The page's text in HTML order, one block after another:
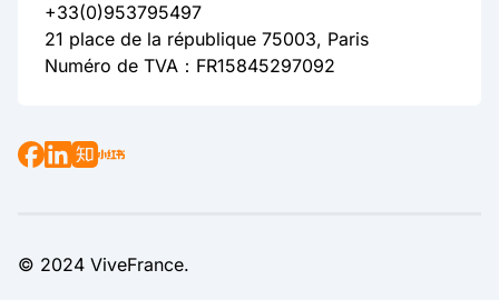
+33(0)953795497
21 place de la république 75003, Paris
Numéro de TVA：FR15845297092
© 2024 ViveFrance.